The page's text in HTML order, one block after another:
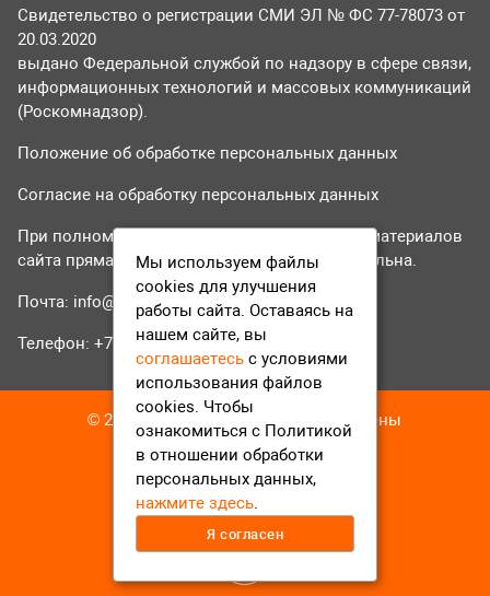
Свидетельство о регистрации СМИ ЭЛ № ФС 77-78073 от
20.03.2020
выдано Федеральной службой по надзору в сфере связи,
информационных технологий и массовых коммуникаций
(Роскомнадзор).
Положение об обработке персональных данных
Согласие на обработку персональных данных
При полном или частичном использовании материалов
сайта прямая гиперссылка на tvr24.tv обязательна.
Почта: info@tvr24.tv
Телефон: +7 (496) 551-04-95
© 2016-2023 ТВР24 Все права защищены
Мы используем файлы
cookies для улучшения
работы сайта. Оставаясь на
нашем сайте, вы
соглашаетесь с условиями
использования файлов
cookies. Чтобы
ознакомиться с Политикой
в отношении обработки
персональных данных,
нажмите здесь.
Я согласен